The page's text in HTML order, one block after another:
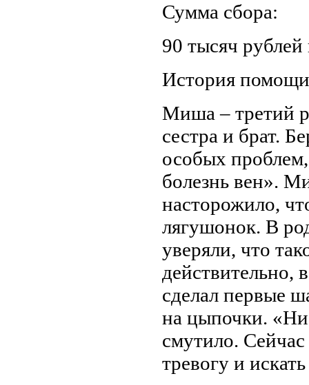
Сумма сбора:
90 тысяч рублей
История помощи
Миша – третий
сестра и брат.
особых проблем,
болезнь вен».
насторожило,
лягушонок. В
уверяли, что
сделал первые
на цыпочки. «Ни
смутило.
тревогу и